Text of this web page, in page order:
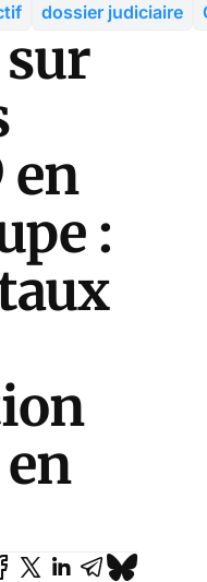
dossier judiciaire
en
: